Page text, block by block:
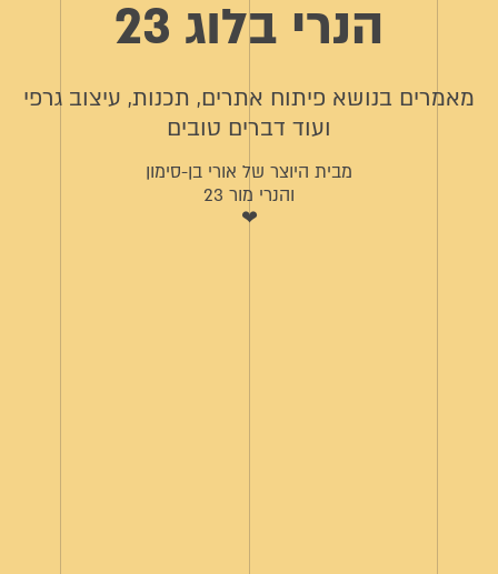
הנרי בלוג 23
מאמרים בנושא פיתוח אתרים, תכנות, עיצוב גרפי
ועוד דברים טובים
מבית היוצר של אורי בן-סימון
והנרי מור 23
❤︎